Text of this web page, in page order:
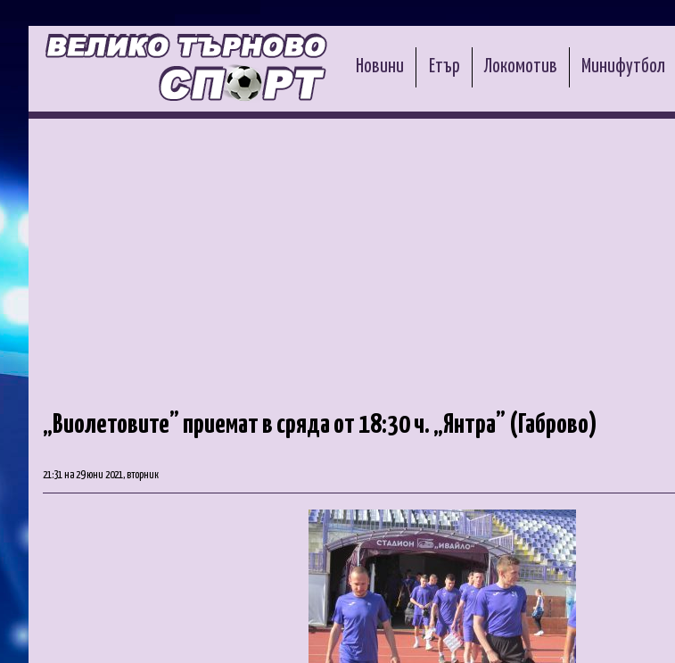
Новини Етър Локомотив Минифутбол
„Виолетовите” приемат в сряда от 18:30 ч. „Янтра” (Габрово)
21:31 на 29 юни 2021, вторник